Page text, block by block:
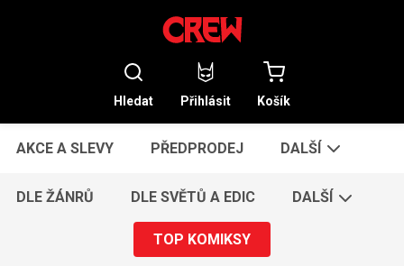
Hledat Přihlásit Košík
AKCE A SLEVY PŘEDPRODEJ DALŠÍ
DLE ŽÁNRŮ DLE SVĚTŮ A EDIC DALŠÍ
TOP KOMIKSY